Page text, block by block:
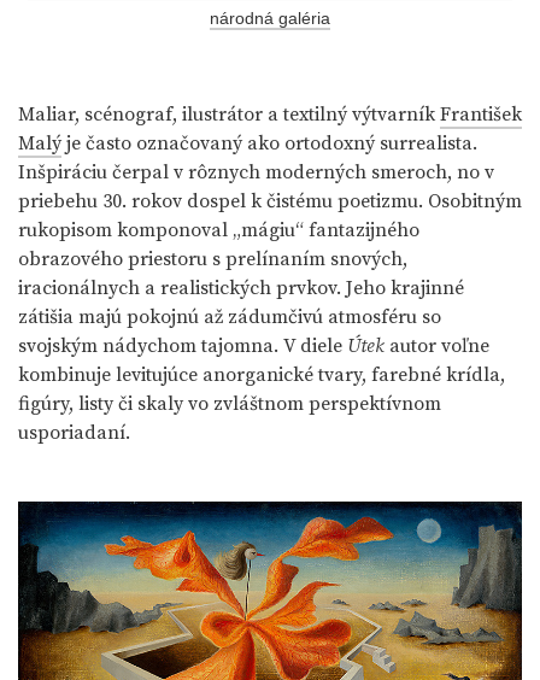
národná galéria
Maliar, scénograf, ilustrátor a textilný výtvarník František
Malýje často označovaný ako ortodoxný surrealista.
Inšpiráciu čerpal v rôznych moderných smeroch, no v
priebehu 30. rokov dospel k čistému poetizmu. Osobitným
rukopisom komponoval „mágiu“ fantazijného
obrazového priestoru s prelínaním snových,
iracionálnych a realistických prvkov. Jeho krajinné
zátišia majú pokojnú až zádumčivú atmosféru so
svojským nádychom tajomna. V diele Útek autor voľne
kombinuje levitujúce anorganické tvary, farebné krídla,
figúry, listy či skaly vo zvláštnom perspektívnom
usporiadaní.